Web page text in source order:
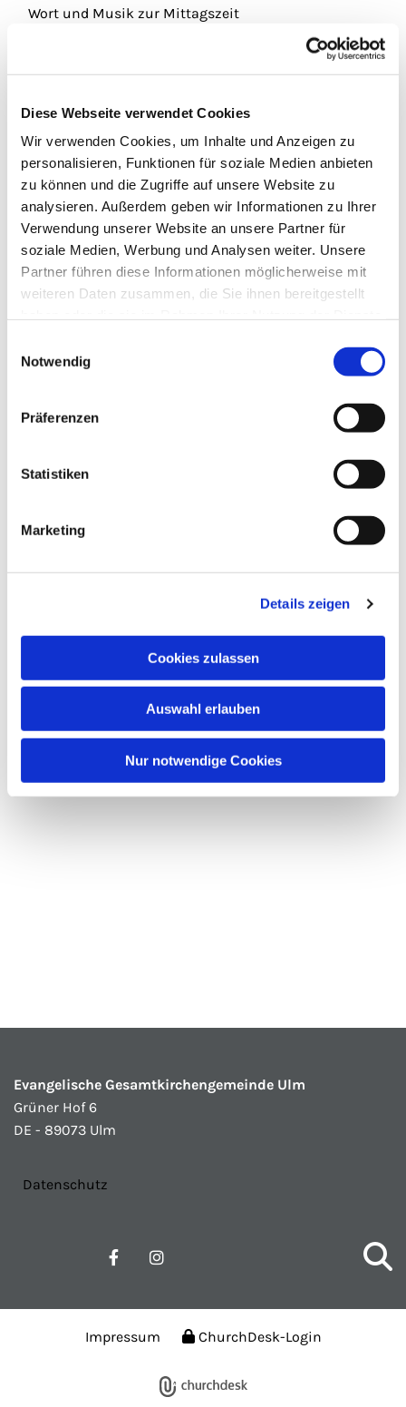
Diese Webseite verwendet Cookies
Wir verwenden Cookies, um Inhalte und Anzeigen zu
personalisieren, Funktionen für soziale Medien anbieten
zu können und die Zugriffe auf unsere Website zu
analysieren. Außerdem geben wir Informationen zu Ihrer
Verwendung unserer Website an unsere Partner für
soziale Medien, Werbung und Analysen weiter. Unsere
Partner führen diese Informationen möglicherweise mit
weiteren Daten zusammen, die Sie ihnen bereitgestellt
Notwendig
Präferenzen
Statistiken
Marketing
Details zeigen
Cookies zulassen
Auswahl erlauben
Nur notwendige Cookies
Wort und Musik zur Mittagszeit
Eintritt frei - Spenden für die Kirchenmusik
erwünscht
Evangelische Gesamtkirchengemeinde Ulm
Grüner Hof 6
DE - 89073 Ulm
Datenschutz
Impressum ChurchDesk-Login